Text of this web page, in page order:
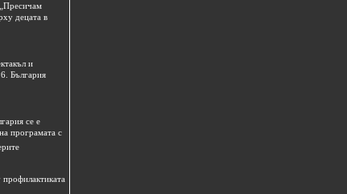
децата в
и
България
се е
програмата с